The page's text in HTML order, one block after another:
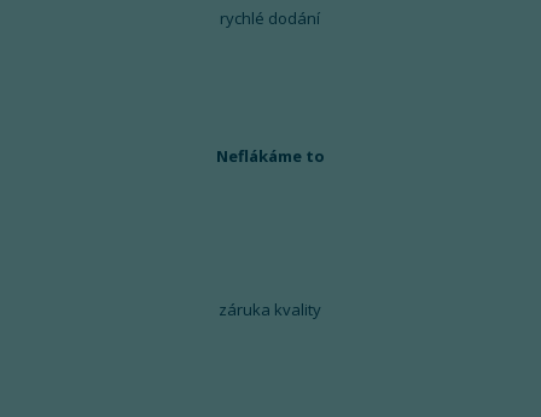
rychlé dodání
Neflákáme to
záruka kvality